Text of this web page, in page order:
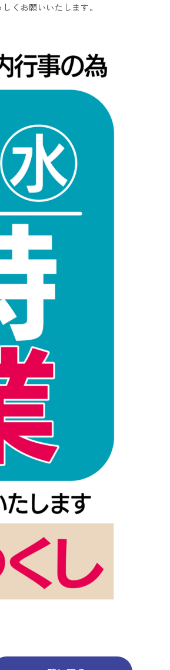
くお願いいたします。